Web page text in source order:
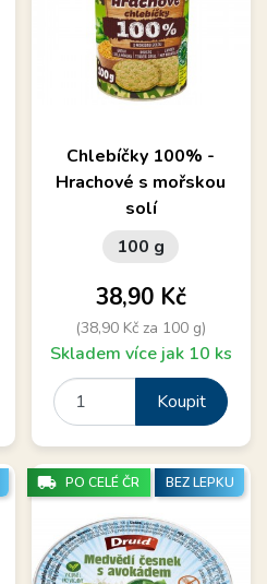
Chlebíčky 100% -
Hrachové s mořskou
solí
100 g
Cena
38,90 Kč
(38,90 Kč za 100 g)
Skladem více jak 10 ks
Koupit
local_shipping PO CELÉ ČR BEZ LEPKU